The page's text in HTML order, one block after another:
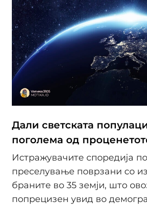
Дали светската
поголема од
Истражувачите споредија
преселување поврзани со
браните во 35 земји, што
попрецизен увид во